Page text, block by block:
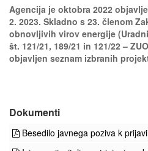
Agencija je oktobra 2022
2. 2023. Skladno s 23. členom
obnovljivih virov energije
št. 121/21, 189/21 in 121/22 –
objavljen seznam izbranih
Dokumenti
Besedilo javnega poziva k